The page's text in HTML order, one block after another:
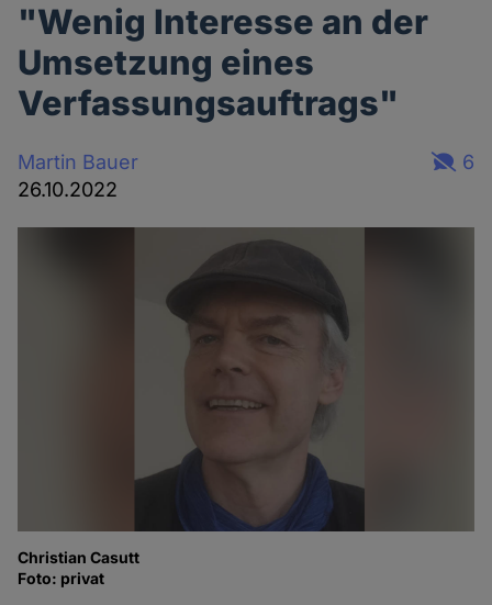
"Wenig Interesse an der
Umsetzung eines
Verfassungsauftrags"
Martin Bauer
26.10.2022
6
Christian Casutt
Foto: privat